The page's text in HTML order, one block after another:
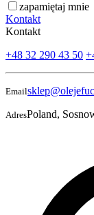
zapamiętaj mnie
Kontakt
Kontakt
+48 32 290 43 50
Email
AdresPoland,